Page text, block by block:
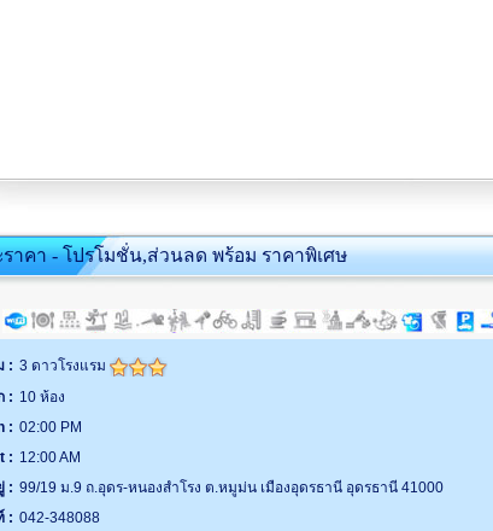
าคา - โปรโมชั่น,ส่วนลด พร้อม ราคาพิเศษ
: 3 ดาวโรงแรม
: 10 ห้อง
: 02:00 PM
: 12:00 AM
: 99/19 ม.9 ถ.อุดร-หนองสำโรง ต.หมูม่น เมืองอุดรธานี อุดรธานี 41000
: 042-348088